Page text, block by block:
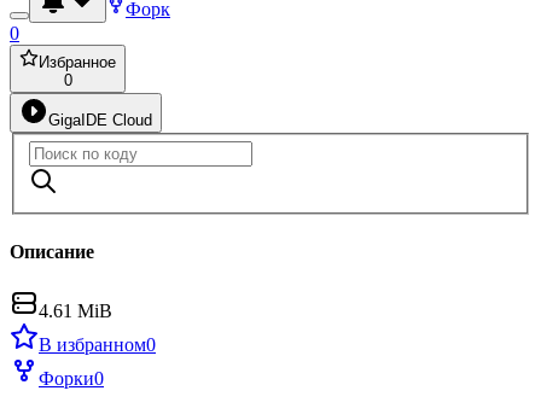
Форк
0
Избранное
0
GigaIDE Cloud
Описание
4.61 MiB
В избранном0
Форки0